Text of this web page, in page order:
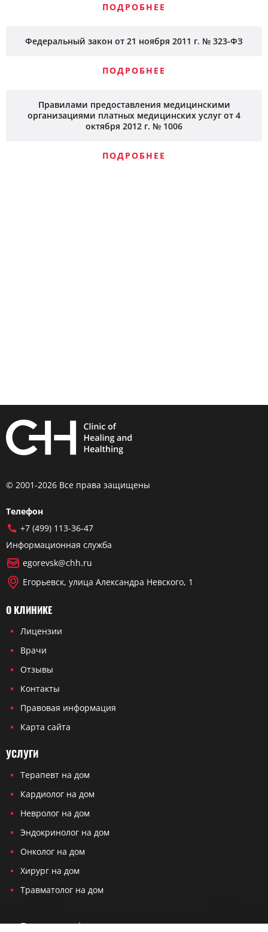
ПОДРОБНЕЕ
Федеральный закон от 21 ноября 2011 г. № 323-ФЗ
ПОДРОБНЕЕ
Правилами предоставления медицинскими
организациями платных медицинских услуг от 4
октября 2012 г. № 1006
ПОДРОБНЕЕ
© 2001-2026 Все права защищены
Телефон
+7 (499) 113-36-47
Информационная служба
egorevsk@chh.ru
Егорьевск, улица Александра Невского, 1
О КЛИНИКЕ
Лицензии
Врачи
Отзывы
Контакты
Правовая информация
Карта сайта
УСЛУГИ
Терапевт на дом
Кардиолог на дом
Невролог на дом
Эндокринолог на дом
Онколог на дом
Хирург на дом
Травматолог на дом
Политика конфиденциальности